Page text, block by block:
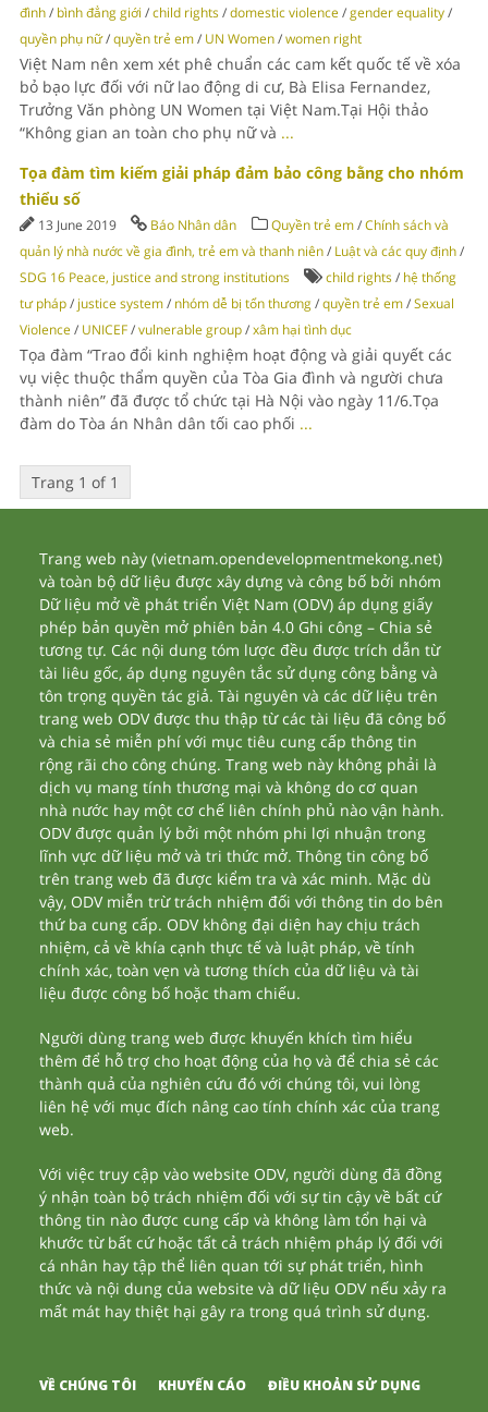
đình/ bình đẳng giới /child rights/domestic violence/gender equality/
quyền phụ nữ/quyền trẻ em/ UN Women/women right
Việt Nam nên xem xét phê chuẩn các cam kết quốc tế về xóa
bỏ bạo lực đối với nữ lao động di cư, Bà Elisa Fernandez,
Trưởng Văn phòng UN Women tại Việt Nam.Tại Hội thảo
“Không gian an toàn cho phụ nữ và ...
Tọa đàm tìm kiếm giải pháp đảm bảo công bằng cho nhóm
thiểu số
13 June 2019 Báo Nhân dân Quyền trẻ em/Chính sách và
quản lý nhà nước về gia đình, trẻ em và thanh niên/ Luật và các quy định/
SDG 16 Peace, justice and strong institutions
child rights/ hệ thống
tư pháp/ justice system/ nhóm dễ bị tổn thương/quyền trẻ em/Sexual
Violence/ UNICEF/vulnerable group/xâm hại tình dục
Tọa đàm “Trao đổi kinh nghiệm hoạt động và giải quyết các
vụ việc thuộc thẩm quyền của Tòa Gia đình và người chưa
thành niên” đã được tổ chức tại Hà Nội vào ngày 11/6.Tọa
đàm do Tòa án Nhân dân tối cao phối ...
Trang 1 of 1
Trang web này (vietnam.opendevelopmentmekong.net)
và toàn bộ dữ liệu được xây dựng và công bố bởi nhóm
Dữ liệu mở về phát triển Việt Nam (ODV) áp dụng giấy
phép bản quyền mở phiên bản 4.0 Ghi công – Chia sẻ
tương tự. Các nội dung tóm lược đều được trích dẫn từ
tài liêu gốc, áp dụng nguyên tắc sử dụng công bằng và
tôn trọng quyền tác giả. Tài nguyên và các dữ liệu trên
trang web ODV được thu thập từ các tài liệu đã công bố
và chia sẻ miễn phí với mục tiêu cung cấp thông tin
rộng rãi cho công chúng. Trang web này không phải là
dịch vụ mang tính thương mại và không do cơ quan
nhà nước hay một cơ chế liên chính phủ nào vận hành.
ODV được quản lý bởi một nhóm phi lợi nhuận trong
lĩnh vực dữ liệu mở và tri thức mở. Thông tin công bố
trên trang web đã được kiểm tra và xác minh. Mặc dù
vậy, ODV miễn trừ trách nhiệm đối với thông tin do bên
thứ ba cung cấp. ODV không đại diện hay chịu trách
nhiệm, cả về khía cạnh thực tế và luật pháp, về tính
chính xác, toàn vẹn và tương thích của dữ liệu và tài
liệu được công bố hoặc tham chiếu.
Người dùng trang web được khuyến khích tìm hiểu
thêm để hỗ trợ cho hoạt động của họ và để chia sẻ các
thành quả của nghiên cứu đó với chúng tôi, vui lòng
liên hệ với mục đích nâng cao tính chính xác của trang
web.
Với việc truy cập vào website ODV, người dùng đã đồng
ý nhận toàn bộ trách nhiệm đối với sự tin cậy về bất cứ
thông tin nào được cung cấp và không làm tổn hại và
khước từ bất cứ hoặc tất cả trách nhiệm pháp lý đối với
cá nhân hay tập thể liên quan tới sự phát triển, hình
thức và nội dung của website và dữ liệu ODV nếu xảy ra
mất mát hay thiệt hại gây ra trong quá trình sử dụng.
VỀ CHÚNG TÔI KHUYẾN CÁO ĐIỀU KHOẢN SỬ DỤNG